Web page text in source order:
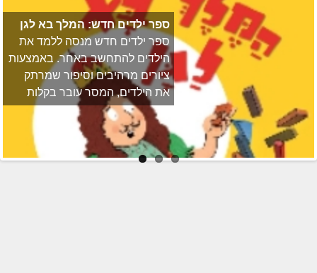
ספר ילדים חדש: המלך בא לגן
ספר ילדים חדש מנסה ללמד את
הילדים להתחשב באחר. באמצעות
ציורים מרהיבים וסיפור שמרתק
את הילדים, המסר עובר בקלות